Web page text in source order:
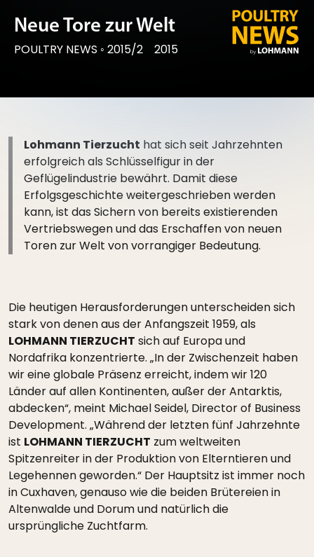
Neue Tore zur Welt
POULTRY NEWS ◦ 2015/2 2015
Lohmann Tierzucht hat sich seit Jahrzehnten
erfolgreich als Schlüsselfigur in der
Geflügelindustrie bewährt. Damit diese
Erfolgsgeschichte weitergeschrieben werden
kann, ist das Sichern von bereits existierenden
Vertriebswegen und das Erschaffen von neuen
Toren zur Welt von vorrangiger Bedeutung.
Die heutigen Herausforderungen unterscheiden sich
stark von denen aus der Anfangszeit 1959, als
LOHMANN TIERZUCHT sich auf Europa und
Nordafrika konzentrierte. „In der Zwischenzeit haben
wir eine globale Präsenz erreicht, indem wir 120
Länder auf allen Kontinenten, außer der Antarktis,
abdecken“, meint Michael Seidel, Director of Business
Development. „Während der letzten fünf Jahrzehnte
ist LOHMANN TIERZUCHT zum weltweiten
Spitzenreiter in der Produktion von Elterntieren und
Legehennen geworden.“ Der Hauptsitz ist immer noch
in Cuxhaven, genauso wie die beiden Brütereien in
Altenwalde und Dorum und natürlich die
ursprüngliche Zuchtfarm.